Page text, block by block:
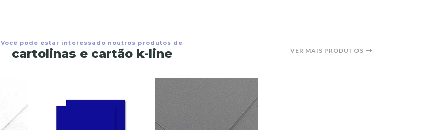
Você pode estar interessado noutros produtos de
cartolinas e cartão k-line VER MAIS PRODUTOS